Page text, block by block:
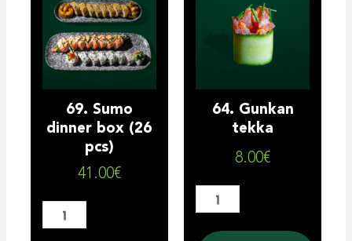
69. Sumo
dinner box (26
pcs)
41.00€
69.
Sumo
dinner
box
(26
64. Gunkan
tekka
8.00€
Gunkan